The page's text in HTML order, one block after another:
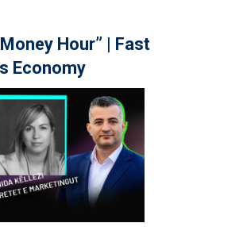
Hour” | Fast
Economy